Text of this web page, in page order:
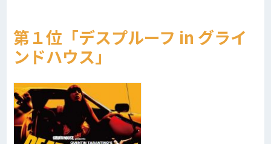
第１位「デスプルーフ in グライ
ンドハウス」